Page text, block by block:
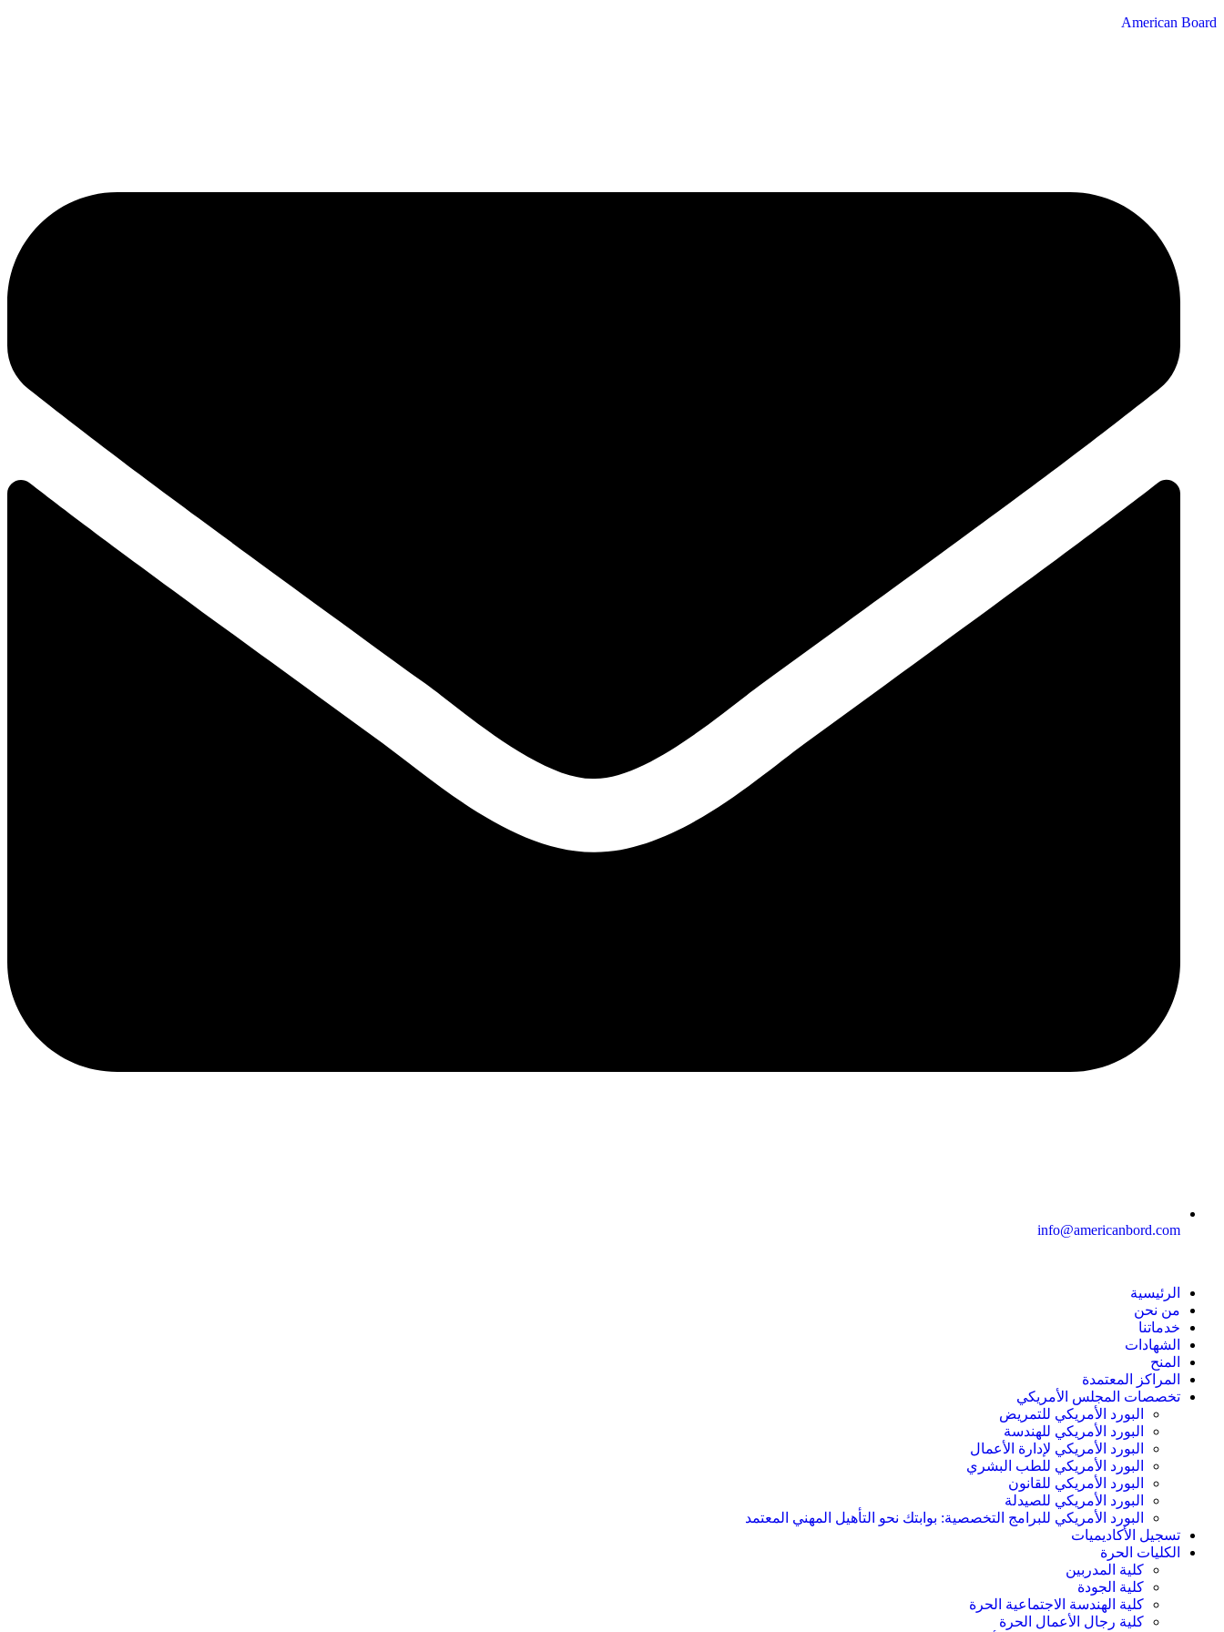
American Board
info@americanbord.com
الرئيسية
من نحن
خدماتنا
الشهادات
المنح
المراكز المعتمدة
تخصصات المجلس الأمريكي
البورد الأمريكي للتمريض
البورد الأمريكي للهندسة
البورد الأمريكي لإدارة الأعمال
البورد الأمريكي للطب البشري
البورد الأمريكي للقانون
البورد الأمريكي للصيدلة
البورد الأمريكي للبرامج التخصصية: بوابتك نحو التأهيل المهني المعتمد
تسجيل الأكاديميات
الكليات الحرة
كلية المدربين
كلية الجودة
كلية الهندسة الاجتماعية الحرة
كلية رجال الأعمال الحرة